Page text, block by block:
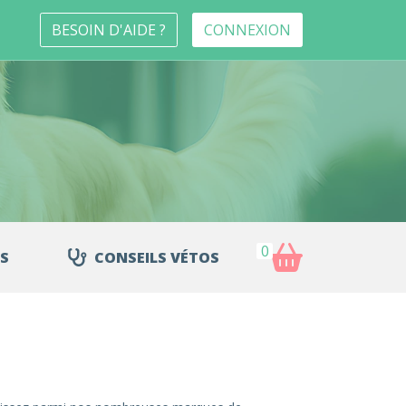
BESOIN D'AIDE ? CONNEXION
CONSEILS VÉTOS 0